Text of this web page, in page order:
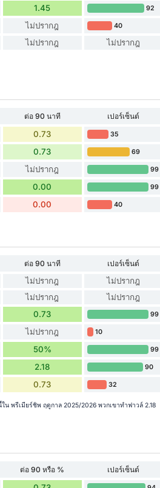
1.45 92
ไม่ปรากฎ 40
ไม่ปรากฎ ไม่ปรากฎ
ต่อ 90 นาที
เปอร์เซ็นต์
0.73 35
0.73 69
ไม่ปรากฎ 99
0.00 99
0.00 40
ต่อ 90 นาที
เปอร์เซ็นต์
ไม่ปรากฎ ไม่ปรากฎ
ไม่ปรากฎ ไม่ปรากฎ
0.73 99
ไม่ปรากฎ 10
50% 99
2.18 90
0.73 32
พรีเมียร์ชิพ ฤดูกาล 2025/2026 พวกเขาทำฟาวล์ 2.18
ต่อ 90 หรือ %
เปอร์เซ็นต์